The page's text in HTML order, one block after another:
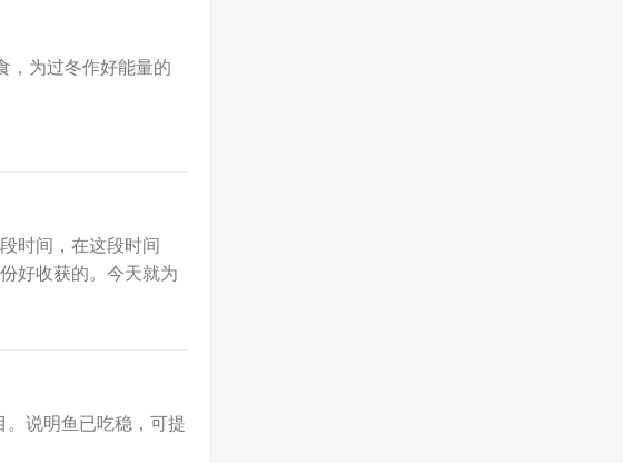
，为过冬作好能量的
时间，在这段时间
好收获的。今天就为
说明鱼已吃稳，可提